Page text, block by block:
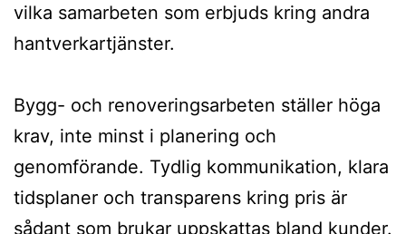
vilka samarbeten som erbjuds kring andra
hantverkartjänster.
Bygg- och renoveringsarbeten ställer höga
krav, inte minst i planering och
genomförande. Tydlig kommunikation, klara
tidsplaner och transparens kring pris är
sådant som brukar uppskattas bland kunder.